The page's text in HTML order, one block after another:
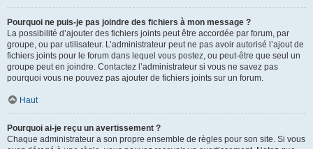
Pourquoi ne puis-je pas joindre des fichiers à mon message ?
La possibilité d’ajouter des fichiers joints peut être accordée par forum, par
groupe, ou par utilisateur. L’administrateur peut ne pas avoir autorisé l’ajout de
fichiers joints pour le forum dans lequel vous postez, ou peut-être que seul un
groupe peut en joindre. Contactez l’administrateur si vous ne savez pas
pourquoi vous ne pouvez pas ajouter de fichiers joints sur un forum.
Haut
Pourquoi ai-je reçu un avertissement ?
Chaque administrateur a son propre ensemble de règles pour son site. Si vous